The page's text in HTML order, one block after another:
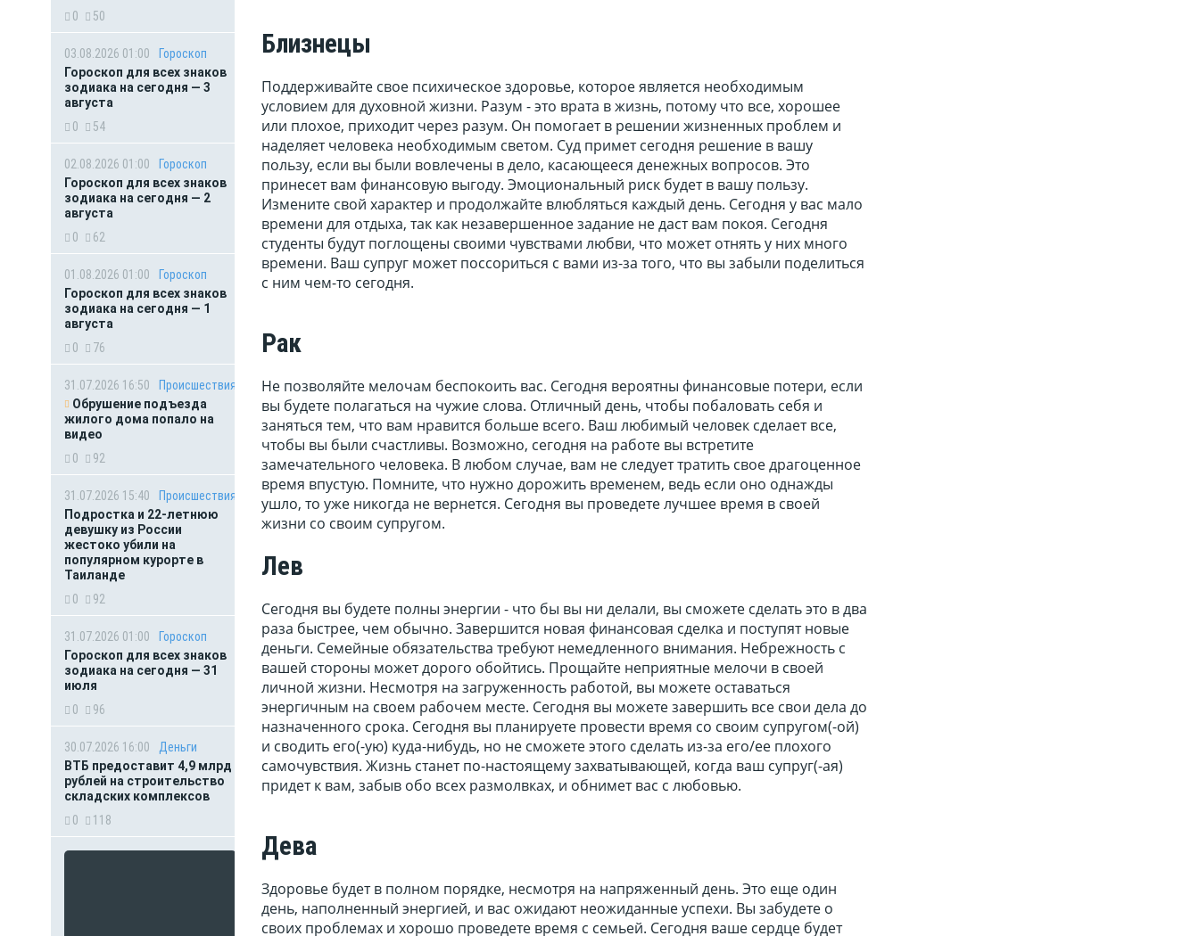
0
50
03.08.2026 01:00
Гороскоп
Гороскоп для всех знаков
зодиака на сегодня — 3
августа
0
54
02.08.2026 01:00
Гороскоп
Гороскоп для всех знаков
зодиака на сегодня — 2
августа
0
62
01.08.2026 01:00
Гороскоп
Гороскоп для всех знаков
зодиака на сегодня — 1
августа
0
76
31.07.2026 16:50
Происшествия
Обрушение подъезда
жилого дома попало на
видео
0
92
31.07.2026 15:40
Происшествия
Подростка и 22-летнюю
девушку из России
жестоко убили на
популярном курорте в
Таиланде
0
92
31.07.2026 01:00
Гороскоп
Гороскоп для всех знаков
зодиака на сегодня — 31
июля
0
96
30.07.2026 16:00
Деньги
ВТБ предоставит 4,9 млрд
рублей на строительство
складских комплексов
0
118
Близнецы
Поддерживайте свое психическое здоровье, которое является необходимым
условием для духовной жизни. Разум - это врата в жизнь, потому что все, хорошее
или плохое, приходит через разум. Он помогает в решении жизненных проблем и
наделяет человека необходимым светом. Суд примет сегодня решение в вашу
пользу, если вы были вовлечены в дело, касающееся денежных вопросов. Это
принесет вам финансовую выгоду. Эмоциональный риск будет в вашу пользу.
Измените свой характер и продолжайте влюбляться каждый день. Сегодня у вас мало
времени для отдыха, так как незавершенное задание не даст вам покоя. Сегодня
студенты будут поглощены своими чувствами любви, что может отнять у них много
времени. Ваш супруг может поссориться с вами из-за того, что вы забыли поделиться
с ним чем-то сегодня.
Рак
Не позволяйте мелочам беспокоить вас. Сегодня вероятны финансовые потери, если
вы будете полагаться на чужие слова. Отличный день, чтобы побаловать себя и
заняться тем, что вам нравится больше всего. Ваш любимый человек сделает все,
чтобы вы были счастливы. Возможно, сегодня на работе вы встретите
замечательного человека. В любом случае, вам не следует тратить свое драгоценное
время впустую. Помните, что нужно дорожить временем, ведь если оно однажды
ушло, то уже никогда не вернется. Сегодня вы проведете лучшее время в своей
жизни со своим супругом.
Лев
Сегодня вы будете полны энергии - что бы вы ни делали, вы сможете сделать это в два
раза быстрее, чем обычно. Завершится новая финансовая сделка и поступят новые
деньги. Семейные обязательства требуют немедленного внимания. Небрежность с
вашей стороны может дорого обойтись. Прощайте неприятные мелочи в своей
личной жизни. Несмотря на загруженность работой, вы можете оставаться
энергичным на своем рабочем месте. Сегодня вы можете завершить все свои дела до
назначенного срока. Сегодня вы планируете провести время со своим супругом(-ой)
и сводить его(-ую) куда-нибудь, но не сможете этого сделать из-за его/ее плохого
самочувствия. Жизнь станет по-настоящему захватывающей, когда ваш супруг(-ая)
придет к вам, забыв обо всех размолвках, и обнимет вас с любовью.
Дева
Здоровье будет в полном порядке, несмотря на напряженный день. Это еще один
день, наполненный энергией, и вас ожидают неожиданные успехи. Вы забудете о
своих проблемах и хорошо проведете время с семьей. Сегодня ваше сердце будет